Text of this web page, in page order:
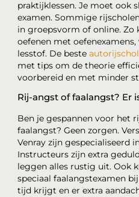
praktijklessen. Je moet ook
examen. Sommige
in groepsvorm of online. Zo
oefenen met oefenexamens,
lesstof. De beste
met tips om de theorie
voorbereid en met minder
Rij-angst of faalangst? Er
Ben je gespannen voor het
faalangst? Geen zorgen.
Venray zijn gespecialiseerd
Instructeurs zijn extra
leggen alles rustig uit. Ook
speciaal faalangstexamen
tijd krijgt en er extra